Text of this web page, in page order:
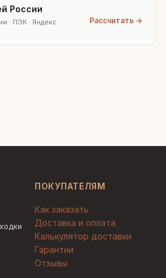
России
· ПЭК · Яндекс
Рассчитать →
ПОКУПАТЕЛЯМ
Как заказать
Доставка и оплата
Калькулятор доставки
Гарантии
Отзывы